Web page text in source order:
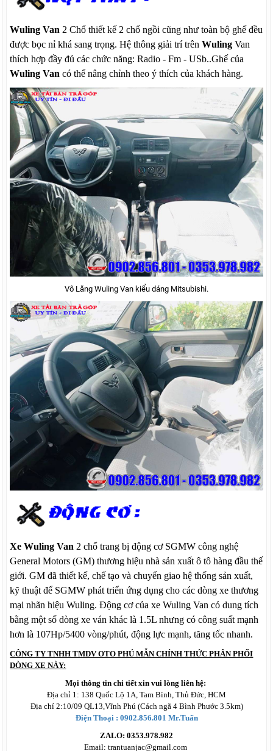
Wuling Van 2 Chổ thiết kế 2 chổ ngồi cũng như toàn bộ ghế đều
được bọc nỉ khá sang trọng. Hệ thông giải trí trênWuling Van
thích hợp đầy đủ các chức năng: Radio - Fm - USb..Ghế của
Wuling Van có thể nâng chỉnh theo ý thích của khách hàng.
Vô Lăng Wuling Van kiểu dáng Mitsubishi.
Xe Wuling Van 2 chổ trang bị động cơ SGMW công nghệ
General Motors (GM) thương hiệu nhà sản xuất ô tô hàng đầu thế
giới. GM đã thiết kế, chế tạo và chuyển giao hệ thống sản xuất,
kỹ thuật để SGMW phát triển ứng dụng cho các dòng xe thương
mại nhãn hiệu Wuling. Động cơ của xe Wuling Van có dung tích
bằng một số dòng xe ván khác là 1.5L nhưng có công suất mạnh
hơn là 107Hp/5400 vòng/phút, động lực mạnh, tăng tốc nhanh.
CÔNG TY TNHH TMDV OTO PHÚ MẪN CHÍNH THỨC PHÂN PHỐI
DÒNG XE NÀY:
Mọi thông tin chi tiết xin vui lòng liên hệ:
Địa chỉ 1: 138 Quốc Lộ 1A, Tam Bình, Thủ Đức, HCM
Địa chỉ 2:10/09 QL13,Vĩnh Phú (Cách ngã 4 Bình Phước 3.5km)
Điện Thoại : 0902.856.801 Mr.Tuấn
ZALO: 0353.978.982
Email: trantuanjac@gmail.com